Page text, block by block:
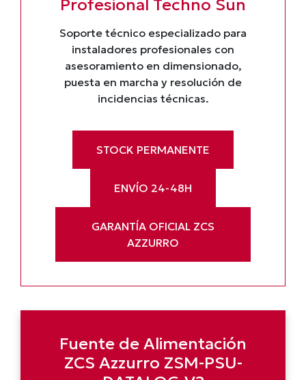
Profesional Techno Sun
Soporte técnico especializado para
instaladores profesionales con
asesoramiento en dimensionado,
puesta en marcha y resolución de
incidencias técnicas.
STOCK PERMANENTE
ENVÍO 24-48H
GARANTÍA OFICIAL ZCS
AZZURRO
Fuente de Alimentación
ZCS Azzurro ZSM-PSU-